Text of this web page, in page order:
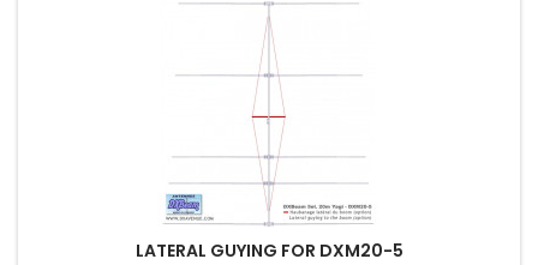
LATERAL GUYING FOR DXM20-5